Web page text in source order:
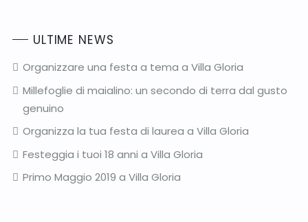
ULTIME NEWS
Organizzare una festa a tema a Villa Gloria
Millefoglie di maialino: un secondo di terra dal gusto
genuino
Organizza la tua festa di laurea a Villa Gloria
Festeggia i tuoi 18 anni a Villa Gloria
Primo Maggio 2019 a Villa Gloria